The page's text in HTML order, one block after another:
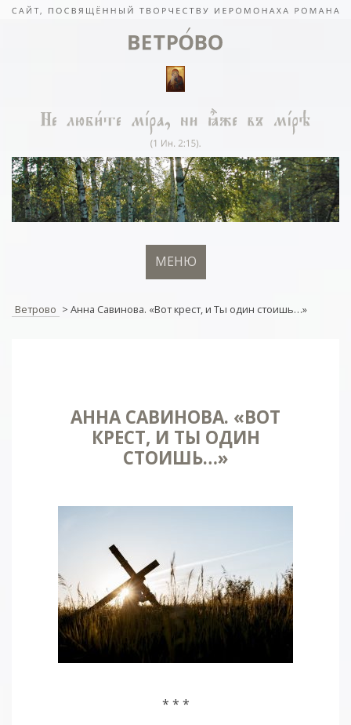
МЕНЮ
Ветрово > Анна Савинова. «Вот крест, и Ты один стоишь…»
АННА САВИНОВА. «ВОТ
КРЕСТ, И ТЫ ОДИН
СТОИШЬ…»
* * *